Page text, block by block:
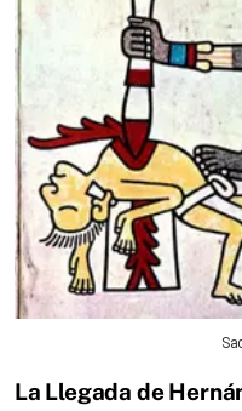
La Llegada de